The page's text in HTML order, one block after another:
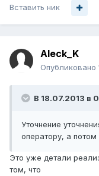
Вставить ник
Aleck_K
Опубликовано
В 18.07.2013 в
Уточнение
оператору, а
Это уже детали
том, что